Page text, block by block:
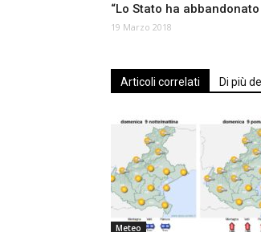
“Lo Stato ha
19 Marzo 2018
Articoli correlati Di più
Meteo